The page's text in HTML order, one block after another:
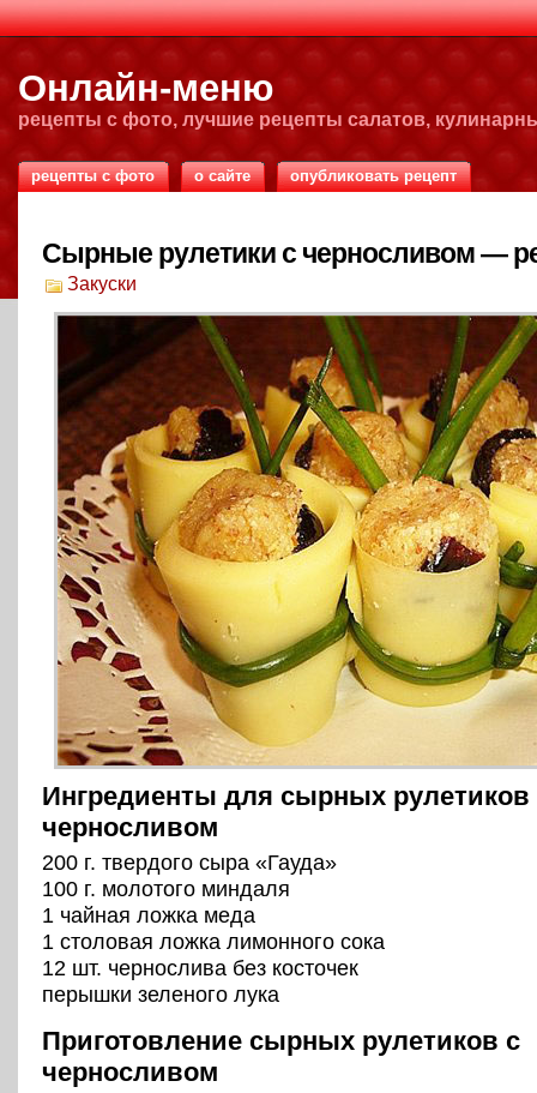
Онлайн-меню
рецепты с фото, лучшие рецепты салатов,
рецепты с фото о сайте опубликовать рецепт
Сырные рулетики с черносливом —
Закуски
Ингредиенты для сырных рулетиков
черносливом
200 г. твердого сыра «Гауда»
100 г. молотого миндаля
1 чайная ложка меда
1 столовая ложка лимонного сока
12 шт. чернослива без косточек
перышки зеленого лука
Приготовление сырных рулетиков с
черносливом